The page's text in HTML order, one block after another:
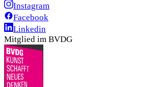
Instagram
Facebook
Linkedin
Mitglied im BVDG